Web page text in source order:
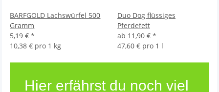
BARFGOLD Lachswürfel 500
Gramm
5,19 €*
10,38 € pro 1 kg
Duo Dog flüssiges
Pferdefett
ab 11,90 € *
47,60 € pro 1 l
Hier erfährst du noch viel